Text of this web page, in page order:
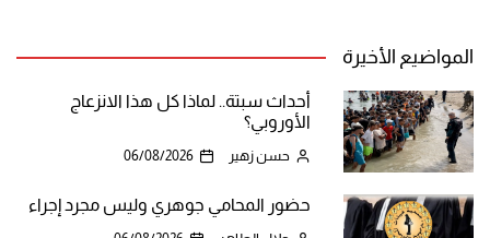
المواضيع الأخيرة
أحداث سبتة.. لماذا كل هذا الانزعاج
الأوروبي؟
حسن زهير 06/08/2026
حضور المحامي جوهري وليس مجرد إجراء